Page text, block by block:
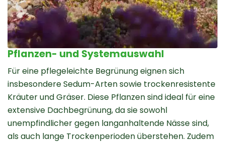
Pflanzen- und Systemauswahl
Für eine pflegeleichte Begrünung eignen sich
insbesondere Sedum-Arten sowie trockenresistente
Kräuter und Gräser. Diese Pflanzen sind ideal für eine
extensive Dachbegrünung, da sie sowohl
unempfindlicher gegen langanhaltende Nässe sind,
als auch lange Trockenperioden überstehen. Zudem